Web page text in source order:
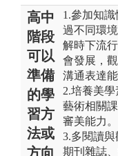
高中
階段
可以
準備
的學
習方
法或
方向
1.參加知
過不同環
解時下流
會發展，
溝通表達能
2.培養美
藝術相關
審美能力。
3.多閱讀
期刊雜誌